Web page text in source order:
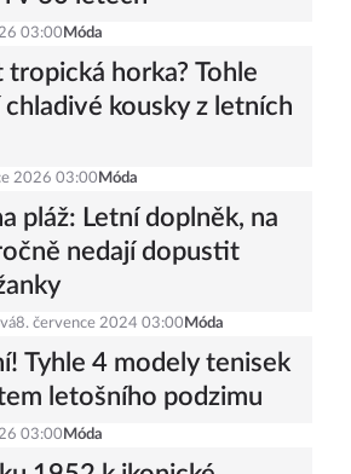
03:00 Móda
tropická horka? Tohle
kousky z letních
2026 03:00 Móda
pláž: Letní doplněk, na
nedají dopustit
8. července 2024 03:00 Móda
Tyhle 4 modely tenisek
letošního podzimu
03:00 Móda